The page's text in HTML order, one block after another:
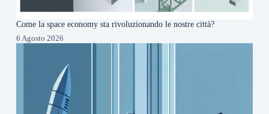
Come la space economy sta rivoluzionando le nostre città?
6 Agosto 2026